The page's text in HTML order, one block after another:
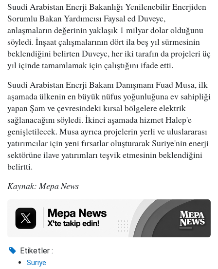
Suudi Arabistan Enerji Bakanlığı Yenilenebilir Enerjiden
Sorumlu Bakan Yardımcısı Faysal ed Duveyc,
anlaşmaların değerinin yaklaşık 1 milyar dolar olduğunu
söyledi. İnşaat çalışmalarının dört ila beş yıl sürmesinin
beklendiğini belirten Duveyc, her iki tarafın da projeleri üç
yıl içinde tamamlamak için çalıştığını ifade etti.
Suudi Arabistan Enerji Bakanı Danışmanı Fuad Musa, ilk
aşamada ülkenin en büyük nüfus yoğunluğuna ev sahipliği
yapan Şam ve çevresindeki kırsal bölgelere elektrik
sağlanacağını söyledi. İkinci aşamada hizmet Halep'e
genişletilecek. Musa ayrıca projelerin yerli ve uluslararası
yatırımcılar için yeni fırsatlar oluşturarak Suriye'nin enerji
sektörüne ilave yatırımları teşvik etmesinin beklendiğini
belirtti.
Kaynak: Mepa News
Etiketler :
Suriye